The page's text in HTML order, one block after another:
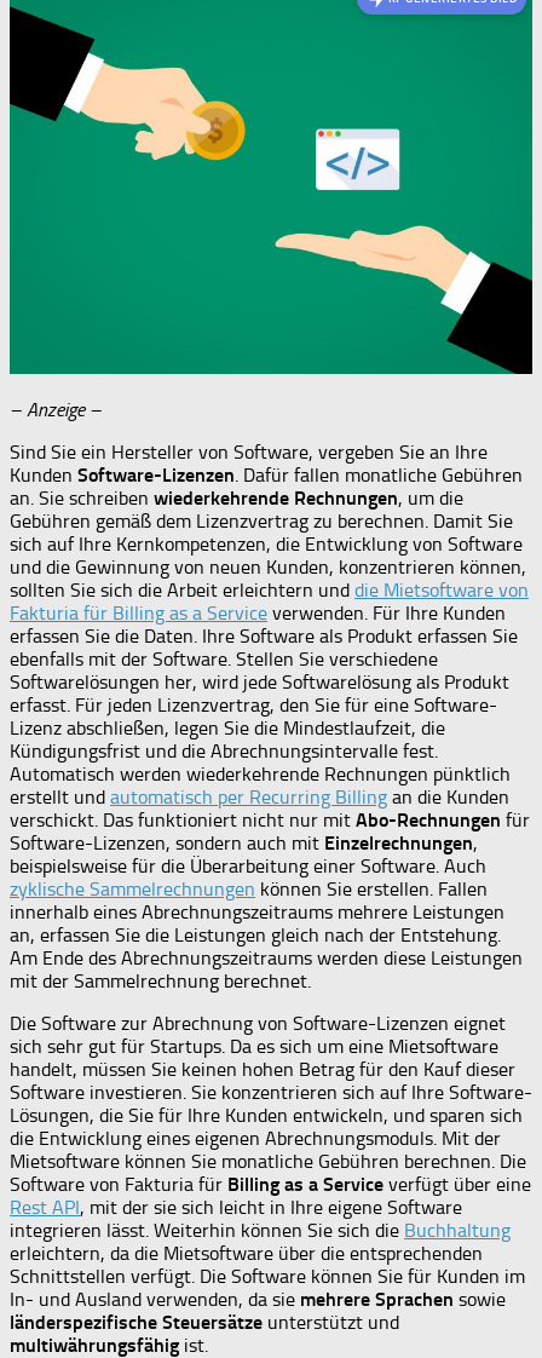
– Anzeige –
Sind Sie ein Hersteller von Software, vergeben Sie an Ihre
Kunden Software-Lizenzen . Dafür fallen monatliche Gebühren
an. Sie schreiben wiederkehrende Rechnungen, um die
Gebühren gemäß dem Lizenzvertrag zu berechnen. Damit Sie
sich auf Ihre Kernkompetenzen, die Entwicklung von Software
und die Gewinnung von neuen Kunden, konzentrieren können,
sollten Sie sich die Arbeit erleichtern und die Mietsoftware von
Fakturia für Billing as a Service verwenden. Für Ihre Kunden
erfassen Sie die Daten. Ihre Software als Produkt erfassen Sie
ebenfalls mit der Software. Stellen Sie verschiedene
Softwarelösungen her, wird jede Softwarelösung als Produkt
erfasst. Für jeden Lizenzvertrag, den Sie für eine Software-
Lizenz abschließen, legen Sie die Mindestlaufzeit, die
Kündigungsfrist und die Abrechnungsintervalle fest.
Automatisch werden wiederkehrende Rechnungen pünktlich
erstellt und automatisch per Recurring Billing an die Kunden
verschickt. Das funktioniert nicht nur mit Abo-Rechnungen für
Software-Lizenzen, sondern auch mit Einzelrechnungen,
beispielsweise für die Überarbeitung einer Software. Auch
zyklische Sammelrechnungen können Sie erstellen. Fallen
innerhalb eines Abrechnungszeitraums mehrere Leistungen
an, erfassen Sie die Leistungen gleich nach der Entstehung.
Am Ende des Abrechnungszeitraums werden diese Leistungen
mit der Sammelrechnung berechnet.
Die Software zur Abrechnung von Software-Lizenzen eignet
sich sehr gut für Startups. Da es sich um eine Mietsoftware
handelt, müssen Sie keinen hohen Betrag für den Kauf dieser
Software investieren. Sie konzentrieren sich auf Ihre Software-
Lösungen, die Sie für Ihre Kunden entwickeln, und sparen sich
die Entwicklung eines eigenen Abrechnungsmoduls. Mit der
Mietsoftware können Sie monatliche Gebühren berechnen. Die
Software von Fakturia für Billing as a Service verfügt über eine
Rest API, mit der sie sich leicht in Ihre eigene Software
integrieren lässt. Weiterhin können Sie sich die Buchhaltung
erleichtern, da die Mietsoftware über die entsprechenden
Schnittstellen verfügt. Die Software können Sie für Kunden im
In- und Ausland verwenden, da sie mehrere Sprachen sowie
länderspezifische Steuersätze unterstützt und
multiwährungsfähig ist.